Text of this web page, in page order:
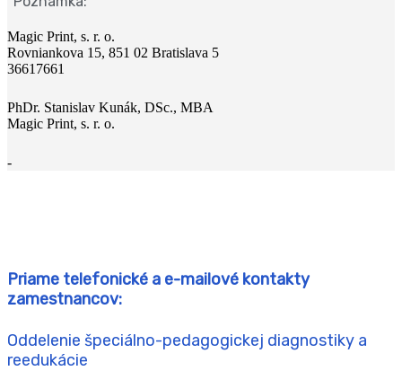
Magic Print, s. r. o.
Rovniankova 15, 851 02 Bratislava 5
36617661
PhDr. Stanislav Kunák, DSc., MBA
Magic Print, s. r. o.
-
Priame telefonické a e-mailové kontakty
zamestnancov:
Oddelenie špeciálno-pedagogickej diagnostiky a
reedukácie